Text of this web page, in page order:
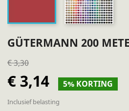
GÜTERMANN 200
€ 3,30
€ 3,14 5% KORTING
Inclusief belasting